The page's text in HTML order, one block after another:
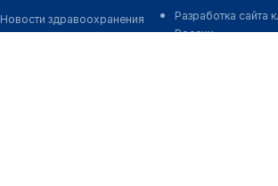
Новости здравоохранения
Разработка сайта
России